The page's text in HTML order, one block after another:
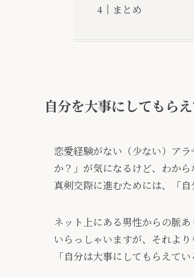
まとめ
自分を大事にしてもら
恋愛経験がない（少ない）ア
か？」が気になるけど、わか
真剣交際に進むためには、「
ネット上にある男性からの脈
いらっしゃいますが、それよ
「自分は大事にしてもらえて